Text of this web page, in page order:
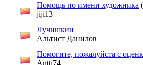
Помощь по имени художника (
jiji13
Лучишкин
Альтист Данилов
Помогите, пожалуйста с
Antti74